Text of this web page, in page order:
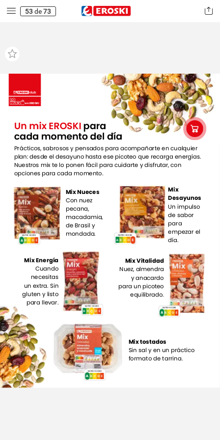
53 de73
en EROSKI
Un mixEROSKIpara
cada momentodel día
Prácticos,sabrososypensadospara acompañarte encualquier
plan: desde el desayunohasta esepicoteo que recarga energías.
Nuestros mixte lo ponen fácil para cuidarte ydisfrutar, con
opciones para cada momento.
MixNueces
Con nuez
pecana,
macadamia,
deBrasil y
mondada.
Mix
Desayunos
Un impulso
de sabor
para
empezar el
día.
MixEnergía
Cuando
necesitas
un extra. Sin
gluten y listo
para llevar.
MixVitalidad
Nuez, almendra
yanacardo
para unpicoteo
equilibrado.
Mixtostados
Sin sal y en un práctico
formatode tarrina.
A B D E
C
NUTRI-SCORE
A A B D E
C
NUTRI-SCORE
E
A B D E
C
NUTRI-SCORE
C A B D E
C
NUTRI-SCORE
A
A B D E
C
NUTRI-SCORE
A